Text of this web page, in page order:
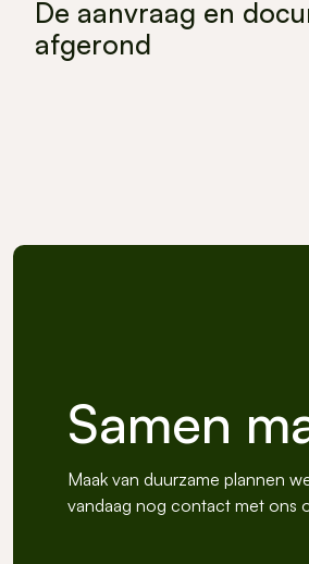
Duurzame
project en financieringsvraag.
De aanvraag en
afgerond
Samen
Maak van duurzame plannen
vandaag nog contact met ons